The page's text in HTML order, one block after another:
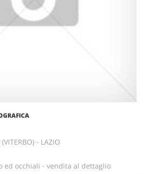
- LAZIO
ed occhiali - vendita al dettaglio